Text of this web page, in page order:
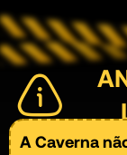
A Caverna